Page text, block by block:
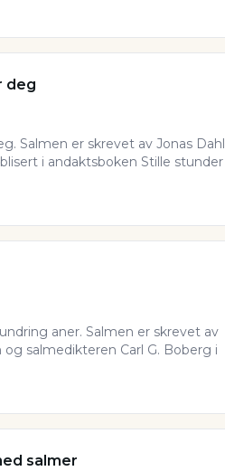
deg
Salmen er skrevet av Jonas Dahl
i andaktsboken Stille stunder
aner. Salmen er skrevet av
salmedikteren Carl G. Boberg i
salmer